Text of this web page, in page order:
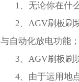
1、无论你在什么
2、AGV刷板刷块
与自动化放电功能
3、AGV刷板刷
4、由于运用地